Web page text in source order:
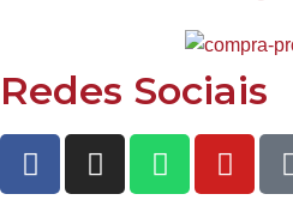
Redes Sociais